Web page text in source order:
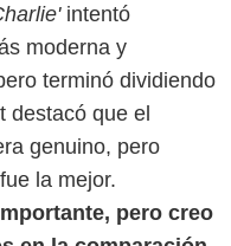
intentó
moderna y
terminó dividiendo
destacó que el
genuino, pero
la mejor.
pero creo